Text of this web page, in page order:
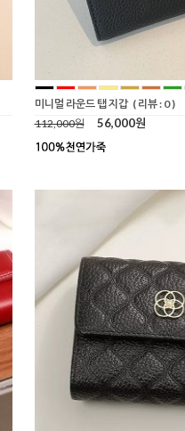
미니멀 라운드 탭 지갑 ( 리뷰 : 0 )
112,000원
56,000원